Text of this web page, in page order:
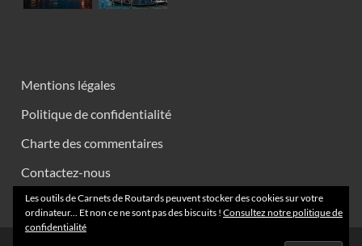
Mentions légales
Politique de confidentialité
Charte des commentaires
Contactez-nous
Les outils de Carnets de Routards peuvent stocker des cookies sur votre
ordinateur... Et non ce ne sont pas des biscuits ! Consultez notre politique de
confidentialité